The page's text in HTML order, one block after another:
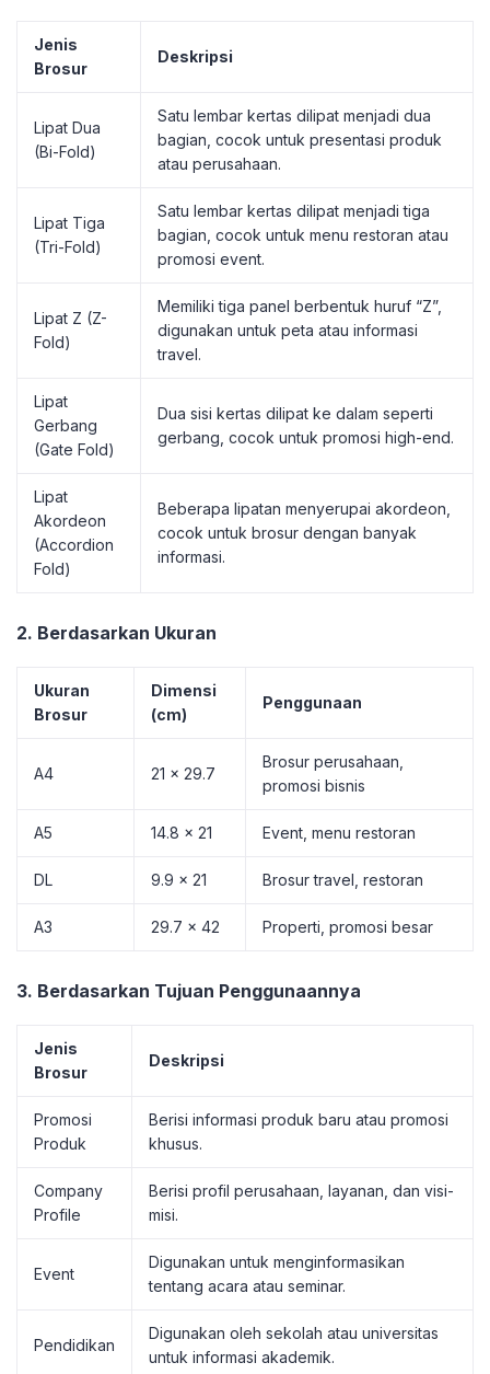
Jenis
Brosur
Deskripsi
Lipat Dua
(Bi-Fold)
Satu lembar kertas dilipat menjadi dua
bagian, cocok untuk presentasi produk
atau perusahaan.
Lipat Tiga
(Tri-Fold)
Satu lembar kertas dilipat menjadi tiga
bagian, cocok untuk menu restoran atau
promosi event.
Lipat Z (Z-
Fold)
Memiliki tiga panel berbentuk huruf “Z”,
digunakan untuk peta atau informasi
travel.
Lipat
Gerbang
(Gate Fold)
Dua sisi kertas dilipat ke dalam seperti
gerbang, cocok untuk promosi high-end.
Lipat
Akordeon
(Accordion
Fold)
Beberapa lipatan menyerupai akordeon,
cocok untuk brosur dengan banyak
informasi.
2. Berdasarkan Ukuran
Ukuran
Brosur
Dimensi
(cm)
Penggunaan
A4 21 x 29.7
Brosur perusahaan,
promosi bisnis
A5 14.8 x 21 Event, menu restoran
DL 9.9 x 21 Brosur travel, restoran
A3 29.7 x 42 Properti, promosi besar
3. Berdasarkan Tujuan Penggunaannya
Jenis
Brosur
Deskripsi
Promosi
Produk
Berisi informasi produk baru atau promosi
khusus.
Company
Profile
Berisi profil perusahaan, layanan, dan visi-
misi.
Event
Digunakan untuk menginformasikan
tentang acara atau seminar.
Pendidikan
Digunakan oleh sekolah atau universitas
untuk informasi akademik.